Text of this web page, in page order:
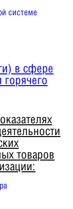
системе
в сфере
товаров